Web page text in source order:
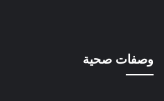
وصفات صحية